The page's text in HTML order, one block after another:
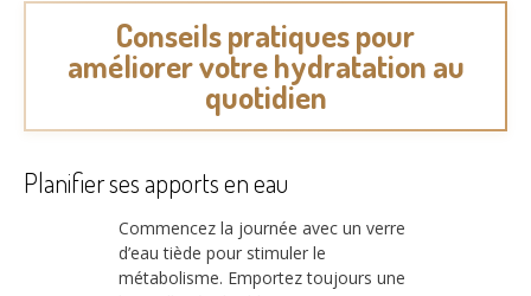
Conseils pratiques pour
améliorer votre hydratation au
quotidien
Planifier ses apports en eau
Commencez la journée avec un verre
d’eau tiède pour stimuler le
métabolisme. Emportez toujours une